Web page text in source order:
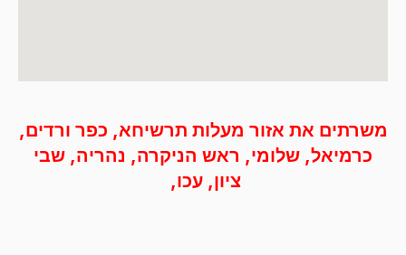
משרתים את אזור מעלות תרשיחא, כפר ורדים,
כרמיאל, שלומי, ראש הניקרה, נהריה, שבי
ציון, עכו, ‭